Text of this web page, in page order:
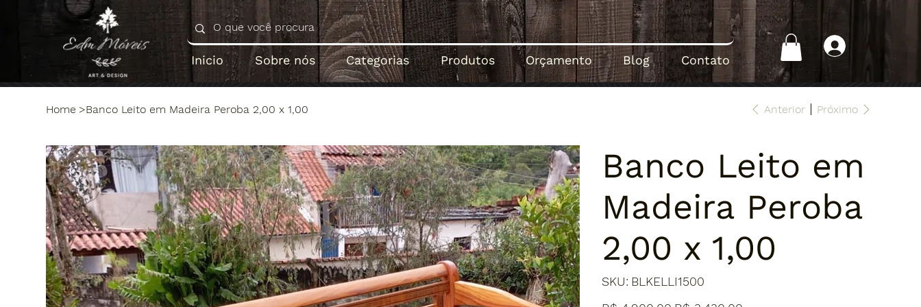
Inicio Sobre nós Categorias Produtos Orçamento Blog Contato
Home >Banco Leito em Madeira Peroba 2,00 x 1,00 Anterior Próximo
Banco Leito em
Madeira Peroba
2,00 x 1,00
SKU: SKU
BLKELLI1500
BLKELLI1500
Preço
Preço